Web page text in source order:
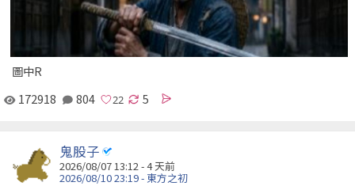
圖中R
172918
804 5
鬼股子
2026/08/07 13:12 - 4 天前
2026/08/10 23:19 - 東方之初